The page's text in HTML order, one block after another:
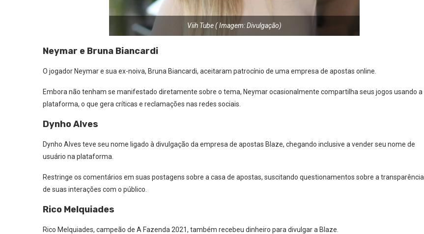
Viih Tube ( Imagem: Divulgação)
Neymar e Bruna Biancardi
O jogador Neymar e sua ex-noiva, Bruna Biancardi, aceitaram patrocínio de uma empresa de apostas online.
Embora não tenham se manifestado diretamente sobre o tema, Neymar ocasionalmente compartilha seus jogos usando a
plataforma, o que gera críticas e reclamações nas redes sociais.
Dynho Alves
Dynho Alves teve seu nome ligado à divulgação da empresa de apostas Blaze, chegando inclusive a vender seu nome de
usuário na plataforma.
Restringe os comentários em suas postagens sobre a casa de apostas, suscitando questionamentos sobre a transparência
de suas interações com o público.
Rico Melquiades
Rico Melquiades, campeão de A Fazenda 2021, também recebeu dinheiro para divulgar a Blaze.